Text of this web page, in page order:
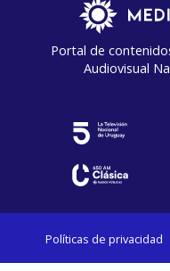
Portal de
Audiovisual
Políticas de privacidad